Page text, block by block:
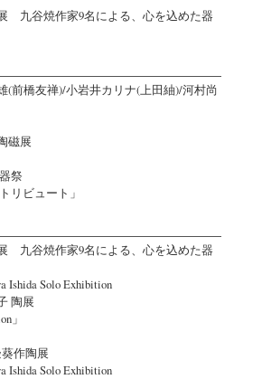
九谷焼作家9名による、心を込めた器
前橋友禅)/小岩井カリナ(上田紬)/河村尚
磁展
祭
リビュート」
九谷焼作家9名による、心を込めた器
Ishida Solo Exhibition
陶展
」
作陶展
Ishida Solo Exhibition